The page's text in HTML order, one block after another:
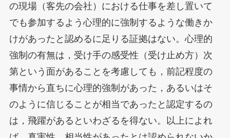
の現場（客先の会社）における仕事を差し置いて
でも参加するよう心理的に強制するような働きか
けがあったと認めるに足りる証拠はない。心理的
強制の有無は，受け手の感受性（受け止め方）次
第という面があることを考慮しても，前記程度の
事情から直ちに心理的強制があった，あるいはそ
のように信じることが相当であったと認定するの
は，飛躍があるといわざるを得ない。以上によれ